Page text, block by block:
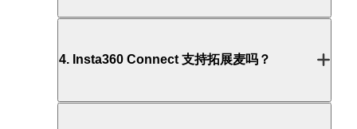
4. Insta360 Connect 支持拓展麦吗？